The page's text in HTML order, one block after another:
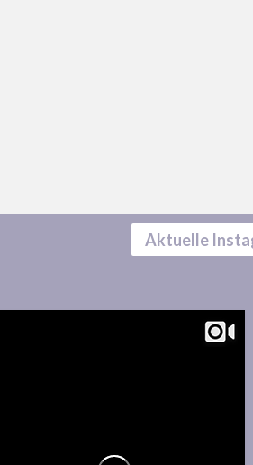
Aktuelle